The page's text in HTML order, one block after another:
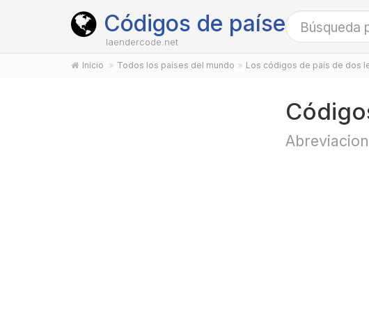
Códigos de países
laendercode.net
Inicio Todos los países del mundo Los códigos de país de dos